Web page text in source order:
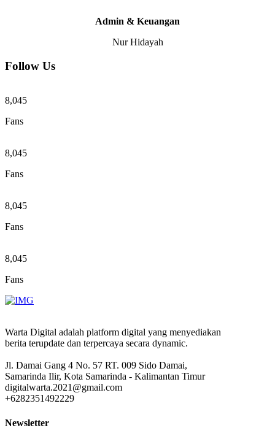
Admin & Keuangan
Nur Hidayah
Follow Us
8,045
Fans
8,045
Fans
8,045
Fans
8,045
Fans
Warta Digital adalah platform digital yang menyediakan
berita terupdate dan terpercaya secara dynamic.
Jl. Damai Gang 4 No. 57 RT. 009 Sido Damai,
Samarinda Ilir, Kota Samarinda - Kalimantan Timur
digitalwarta.2021@gmail.com
+6282351492229
Newsletter